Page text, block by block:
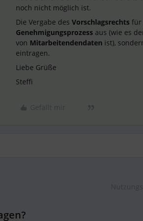
noch nicht möglich ist.
Die Vergabe des Vorschlagsrechts für
Genehmigungsprozess aus (wie es
von Mitarbeitendendaten ist),
eintragen.
Liebe Grüße
Steffi